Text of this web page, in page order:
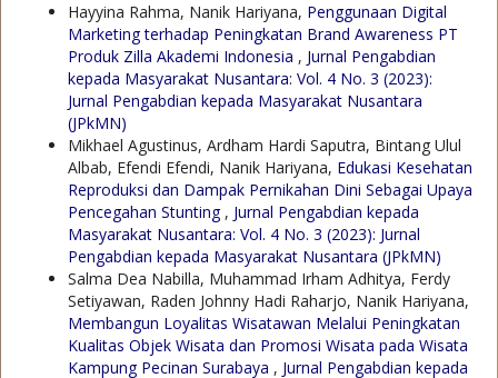
Hayyina Rahma, Nanik Hariyana, Penggunaan Digital
Marketing terhadap Peningkatan Brand Awareness PT
Produk Zilla Akademi Indonesia , Jurnal Pengabdian
kepada Masyarakat Nusantara: Vol. 4 No. 3 (2023):
Jurnal Pengabdian kepada Masyarakat Nusantara
(JPkMN)
Mikhael Agustinus, Ardham Hardi Saputra, Bintang Ulul
Albab, Efendi Efendi, Nanik Hariyana, Edukasi Kesehatan
Reproduksi dan Dampak Pernikahan Dini Sebagai Upaya
Pencegahan Stunting , Jurnal Pengabdian kepada
Masyarakat Nusantara: Vol. 4 No. 3 (2023): Jurnal
Pengabdian kepada Masyarakat Nusantara (JPkMN)
Salma Dea Nabilla, Muhammad Irham Adhitya, Ferdy
Setiyawan, Raden Johnny Hadi Raharjo, Nanik Hariyana,
Membangun Loyalitas Wisatawan Melalui Peningkatan
Kualitas Objek Wisata dan Promosi Wisata pada Wisata
Kampung Pecinan Surabaya , Jurnal Pengabdian kepada